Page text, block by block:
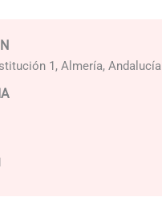
1, Almería, Andalucía